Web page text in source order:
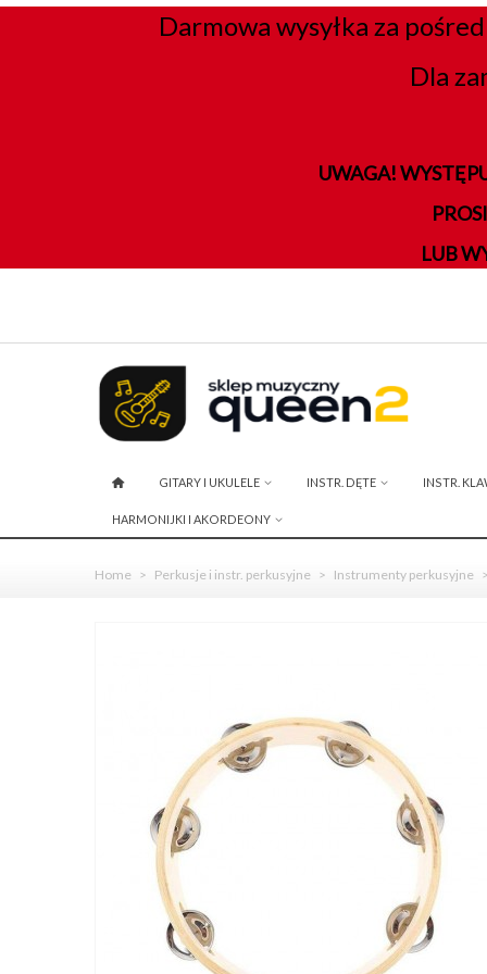
Darmowa wysyłka za
Dla
UWAGA!
LUB
GITARY I UKULELE INSTR. DĘTE INSTR.
HARMONIJKI I AKORDEONY
Home > Perkusje i instr. perkusyjne > Instrumenty perkusyjne